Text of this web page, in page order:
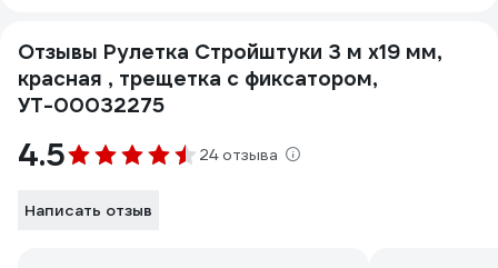
Отзывы Рулетка Стройштуки 3 м х19 мм,
красная , трещетка с фиксатором,
УТ-00032275
4.5 24 отзыва
Написать отзыв